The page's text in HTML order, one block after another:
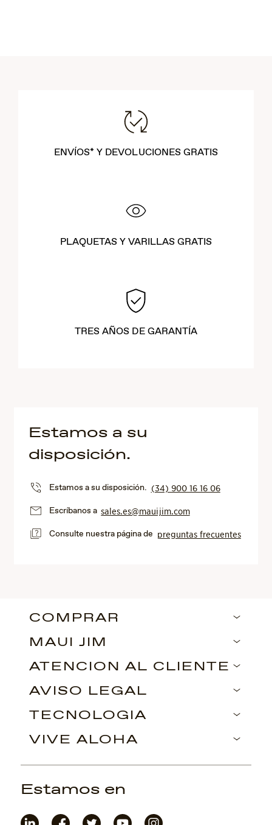
ENVÍOS* Y DEVOLUCIONES GRATIS
PLAQUETAS Y VARILLAS GRATIS
TRES AÑOS DE GARANTÍA
Estamos a su
disposición.
Estamos a su disposición. (34) 900 16 16 06
Escríbanos asales.es@mauijim.com
Consulte nuestra página de preguntas frecuentes
COMPRAR
MAUI JIM
ATENCIÓN AL CLIENTE
AVISO LEGAL
TECNOLOGÍA
VIVE ALOHA
Estamos en